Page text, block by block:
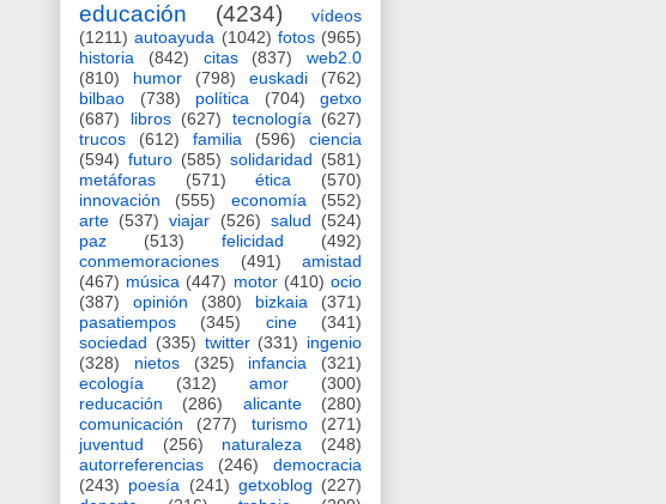
educación (4234)
vídeos
(1211) autoayuda (1042) fotos (965)
historia
(842) citas (837)
web2.0
(810)
humor (798) euskadi
(762)
bilbao
(738) política (704)
getxo
(687)
libros (627) tecnología
(627)
trucos
(612) familia (596)
ciencia
(594) futuro (585) solidaridad (581)
metáforas
(571) ética
(570)
innovación
(555) economía
(552)
arte (537) viajar (526) salud
(524)
paz
(513) felicidad
(492)
conmemoraciones
(491)
amistad
(467) música (447) motor (410) ocio
(387)
opinión (380) bizkaia
(371)
pasatiempos
(345) cine
(341)
sociedad (335) twitter (331) ingenio
(328)
nietos (325) infancia
(321)
ecología
(312) amor
(300)
reducación
(286) alicante
(280)
comunicación
(277) turismo
(271)
juventud
(256) naturaleza
(248)
autorreferencias
(246)
democracia
(243) poesía (241) getxoblog (227)